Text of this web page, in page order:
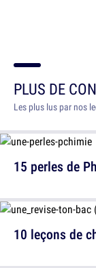
PLUS DE
Les plus lus par nos
15 perles de
10 leçons de